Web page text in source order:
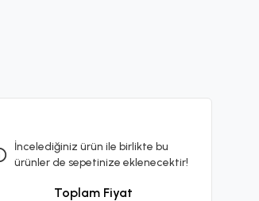
İncelediğiniz ürün ile birlikte bu
ürünler de sepetinize eklenecektir!
Toplam Fiyat